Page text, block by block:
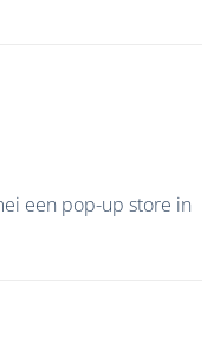
een pop-up store in